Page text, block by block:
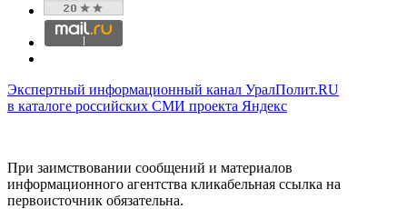
Экспертный информационный канал УралПолит.RU
в каталоге российских СМИ проекта Яндекс
При заимствовании сообщений и материалов
информационного агентства кликабельная ссылка на
первоисточник обязательна.